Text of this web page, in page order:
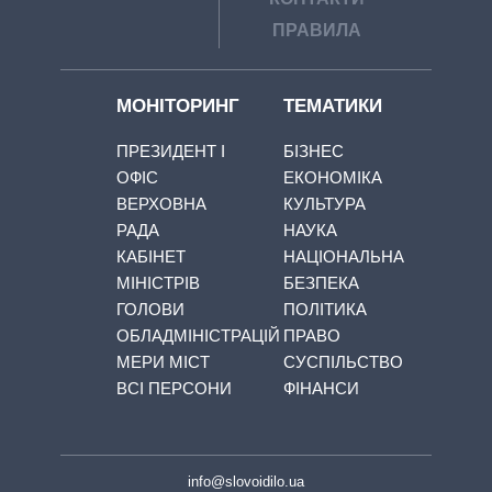
ПРАВИЛА
МОНІТОРИНГ
ПРЕЗИДЕНТ І
ОФІС
ВЕРХОВНА
РАДА
КАБІНЕТ
МІНІСТРІВ
ГОЛОВИ
ОБЛАДМІНІСТРАЦІЙ
МЕРИ МІСТ
ВСІ ПЕРСОНИ
ТЕМАТИКИ
БІЗНЕС
ЕКОНОМІКА
КУЛЬТУРА
НАУКА
НАЦІОНАЛЬНА
БЕЗПЕКА
ПОЛІТИКА
ПРАВО
СУСПІЛЬСТВО
ФІНАНСИ
info@slovoidilo.ua